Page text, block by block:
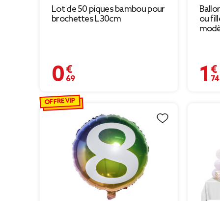
Lot de 50 piques bambou pour
brochettes L30cm
0,69 €
ou
1,74 €
OFFRE VIP